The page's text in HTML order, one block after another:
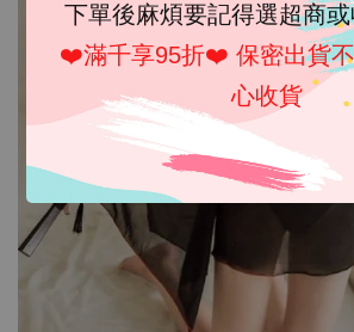
下單後麻煩要記得選超商
❤️滿千享95折❤️ 保密出貨
心收貨